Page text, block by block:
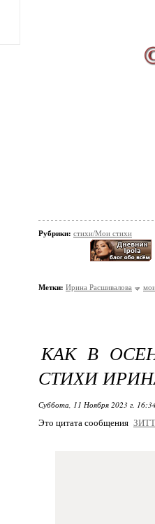
Рубрики: стихи/Мои стихи
Метки: Ирина Расшивалова
КАК В
СТИХИ
Суббота, 11 Ноября 2023 г.
Это цитата сообщения